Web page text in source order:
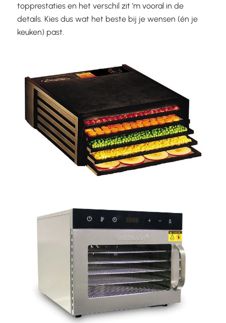
topprestaties en het verschil zit ’m vooral in de
details. Kies dus wat het beste bij je wensen (én je
keuken) past.